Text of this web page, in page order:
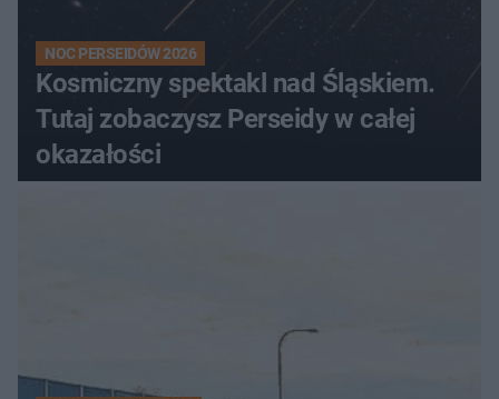
NOC PERSEIDÓW 2026
Kosmiczny spektakl nad Śląskiem.
Tutaj zobaczysz Perseidy w całej
okazałości